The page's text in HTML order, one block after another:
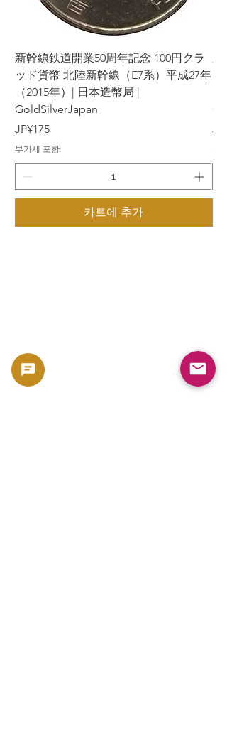
新幹線鉄道開業50周年記念 100円クラ
ッド貨幣 北陸新幹線（E7系）平成27年
（2015年）| 日本造幣局 |
GoldSilverJapan
가격
JP¥175
부가세 포함:
카트에 추가